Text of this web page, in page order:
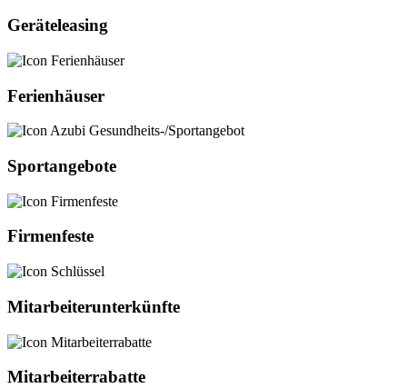
Geräteleasing
Ferienhäuser
Sportangebote
Firmenfeste
Mitarbeiterunterkünfte
Mitarbeiterrabatte